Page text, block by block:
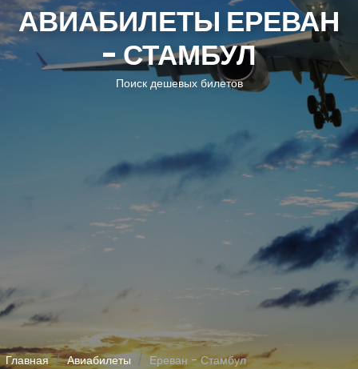
АВИАБИЛЕТЫ ЕРЕВАН
- СТАМБУЛ
Поиск дешевых билетов
Главная Авиабилеты Ереван - Стамбул